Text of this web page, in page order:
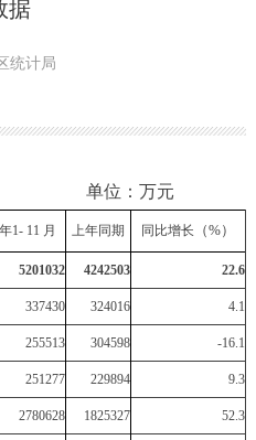
据
统计局
单位：万元
1- 11 月 上年同期 同比增长 （%）
5201032 4242503 22.6
337430 324016 4.1
255513 304598 -16.1
251277 229894 9.3
2780628 1825327 52.3